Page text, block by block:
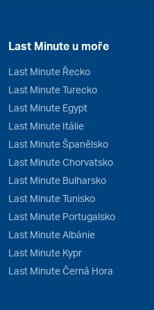
Last Minute u moře
Last Minute Řecko
Last Minute Turecko
Last Minute Egypt
Last Minute Itálie
Last Minute Španělsko
Last Minute Chorvatsko
Last Minute Bulharsko
Last Minute Tunisko
Last Minute Portugalsko
Last Minute Albánie
Last Minute Kypr
Last Minute Černá Hora